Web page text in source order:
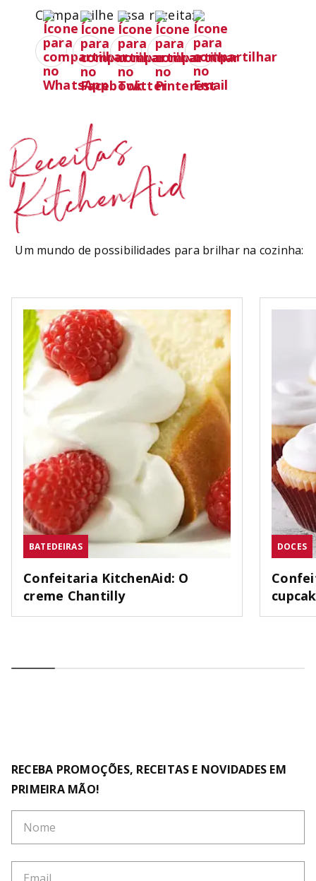
Compartilhe essa receita:
Receitas
KitchenAid
Um mundo de possibilidades para brilhar na cozinha:
BATEDEIRAS
Confeitaria KitchenAid: O
creme Chantilly
DOCES
RECEBA PROMOÇÕES, RECEITAS E NOVIDADES EM
PRIMEIRA MÃO!